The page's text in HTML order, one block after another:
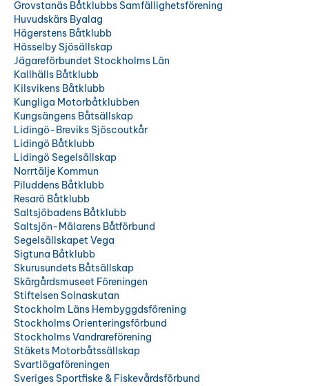
Grovstanäs Båtklubbs Samfällighetsförening
Huvudskärs Byalag
Hägerstens Båtklubb
Hässelby Sjösällskap
Jägareförbundet Stockholms Län
Kallhälls Båtklubb
Kilsvikens Båtklubb
Kungliga Motorbåtklubben
Kungsängens Båtsällskap
Lidingö-Breviks Sjöscoutkår
Lidingö Båtklubb
Lidingö Segelsällskap
Norrtälje Kommun
Piluddens Båtklubb
Resarö Båtklubb
Saltsjöbadens Båtklubb
Saltsjön-Mälarens Båtförbund
Segelsällskapet Vega
Sigtuna Båtklubb
Skurusundets Båtsällskap
Skärgårdsmuseet Föreningen
Stiftelsen Solnaskutan
Stockholm Läns Hembyggdsförening
Stockholms Orienteringsförbund
Stockholms Vandrareförening
Stäkets Motorbåtssällskap
Svartlögaföreningen
Sveriges Sportfiske & Fiskevårdsförbund